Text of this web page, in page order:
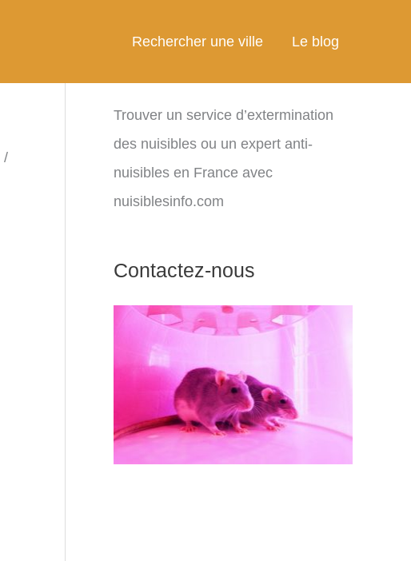
Rechercher une ville Le blog
/
Trouver un service d’extermination
des nuisibles ou un expert anti-
nuisibles en France avec
nuisiblesinfo.com
Contactez-nous